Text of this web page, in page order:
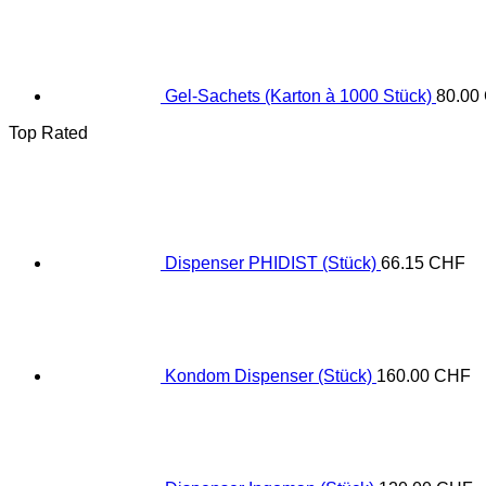
Gel-Sachets (Karton à 1000 Stück) 80.00
Top Rated
Dispenser PHIDIST (Stück) 66.15 CHF
Kondom Dispenser (Stück) 160.00 CHF